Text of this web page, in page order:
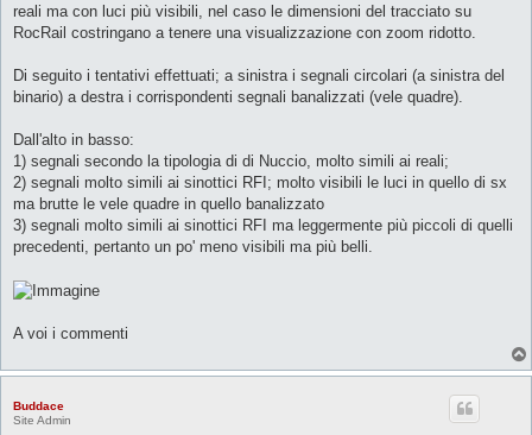
o
reali ma con luci più visibili, nel caso le dimensioni del tracciato su
RocRail costringano a tenere una visualizzazione con zoom ridotto.
Di seguito i tentativi effettuati; a sinistra i segnali circolari (a sinistra del
binario) a destra i corrispondenti segnali banalizzati (vele quadre).
Dall'alto in basso:
1) segnali secondo la tipologia di di Nuccio, molto simili ai reali;
2) segnali molto simili ai sinottici RFI; molto visibili le luci in quello di sx
ma brutte le vele quadre in quello banalizzato
3) segnali molto simili ai sinottici RFI ma leggermente più piccoli di quelli
precedenti, pertanto un po' meno visibili ma più belli.
A voi i commenti
Buddace
Site Admin